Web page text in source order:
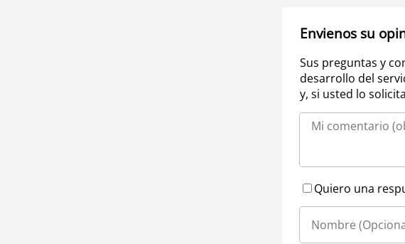
Envienos su
Sus preguntas y
desarrollo del
y, si usted lo
Quiero una